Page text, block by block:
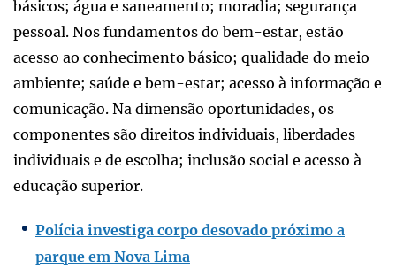
básicos; água e saneamento; moradia; segurança
pessoal. Nos fundamentos do bem-estar, estão
acesso ao conhecimento básico; qualidade do meio
ambiente; saúde e bem-estar; acesso à informação e
comunicação. Na dimensão oportunidades, os
componentes são direitos individuais, liberdades
individuais e de escolha; inclusão social e acesso à
educação superior.
Polícia investiga corpo desovado próximo a
parque em Nova Lima